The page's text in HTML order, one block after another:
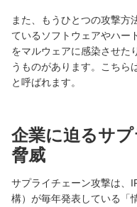
また、もうひとつの攻撃方
ているソフトウェアやハー
をマルウェアに感染させた
うものがあります。こちら
と呼ばれます。
企業に迫るサ
脅威
サプライチェーン攻撃は、
構）が毎年発表している「